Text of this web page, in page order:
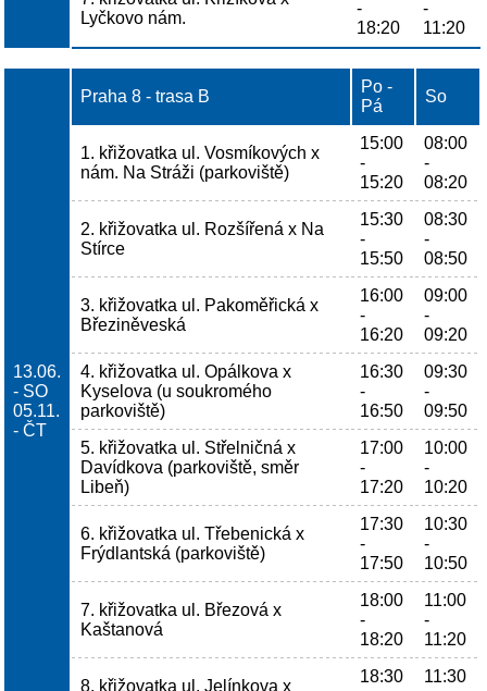
Lyčkovo nám.
-
18:20
-
11:20
13.06.
- SO
05.11.
- ČT
Praha 8 - trasa B
Po -
Pá
So
1. křižovatka ul. Vosmíkových x
nám. Na Stráži (parkoviště)
15:00
-
15:20
08:00
-
08:20
2. křižovatka ul. Rozšířená x Na
Stírce
15:30
-
15:50
08:30
-
08:50
3. křižovatka ul. Pakoměřická x
Březiněveská
16:00
-
16:20
09:00
-
09:20
4. křižovatka ul. Opálkova x
Kyselova (u soukromého
parkoviště)
16:30
-
16:50
09:30
-
09:50
5. křižovatka ul. Střelničná x
Davídkova (parkoviště, směr
Libeň)
17:00
-
17:20
10:00
-
10:20
6. křižovatka ul. Třebenická x
Frýdlantská (parkoviště)
17:30
-
17:50
10:30
-
10:50
7. křižovatka ul. Březová x
Kaštanová
18:00
-
18:20
11:00
-
11:20
8. křižovatka ul. Jelínkova x
18:30
11:30